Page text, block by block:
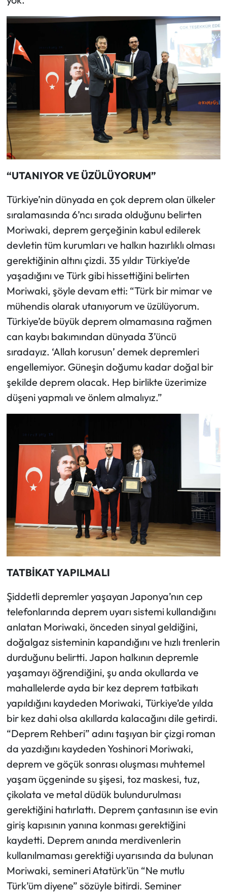
“UTANIYOR VE ÜZÜLÜYORUM”
Türkiye’nin dünyada en çok deprem olan ülkeler
sıralamasında 6’ncı sırada olduğunu belirten
Moriwaki, deprem gerçeğinin kabul edilerek
devletin tüm kurumları ve halkın hazırlıklı olması
gerektiğinin altını çizdi. 35 yıldır Türkiye’de
yaşadığını ve Türk gibi hissettiğini belirten
Moriwaki, şöyle devam etti: “Türk bir mimar ve
mühendis olarak utanıyorum ve üzülüyorum.
Türkiye’de büyük deprem olmamasına rağmen
can kaybı bakımından dünyada 3’üncü
sıradayız. ‘Allah korusun’ demek depremleri
engellemiyor. Güneşin doğumu kadar doğal bir
şekilde deprem olacak. Hep birlikte üzerimize
düşeni yapmalı ve önlem almalıyız.”
TATBİKAT YAPILMALI
Şiddetli depremler yaşayan Japonya’nın cep
telefonlarında deprem uyarı sistemi kullandığını
anlatan Moriwaki, önceden sinyal geldiğini,
doğalgaz sisteminin kapandığını ve hızlı trenlerin
durduğunu belirtti. Japon halkının depremle
yaşamayı öğrendiğini, şu anda okullarda ve
mahallelerde ayda bir kez deprem tatbikatı
yapıldığını kaydeden Moriwaki, Türkiye’de yılda
bir kez dahi olsa akıllarda kalacağını dile getirdi.
“Deprem Rehberi” adını taşıyan bir çizgi roman
da yazdığını kaydeden Yoshinori Moriwaki,
deprem ve göçük sonrası oluşması muhtemel
yaşam üçgeninde su şişesi, toz maskesi, tuz,
çikolata ve metal düdük bulundurulması
gerektiğini hatırlattı. Deprem çantasının ise evin
giriş kapısının yanına konması gerektiğini
kaydetti. Deprem anında merdivenlerin
kullanılmaması gerektiği uyarısında da bulunan
Moriwaki, semineri Atatürk’ün “Ne mutlu
Türk’üm diyene” sözüyle bitirdi. Seminer